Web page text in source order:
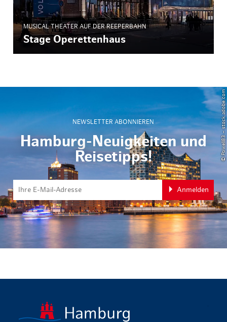
MUSICAL THEATER AUF DER REEPERBAHN
Stage Operettenhaus
NEWSLETTER ABONNIEREN
Hamburg-Neuigkeiten und
Reisetipps!
Anmelden
© Powell83 – stock.adobe.com